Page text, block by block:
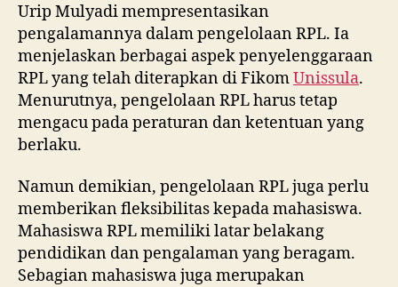
Urip Mulyadi mempresentasikan
pengalamannya dalam pengelolaan RPL. Ia
menjelaskan berbagai aspek penyelenggaraan
RPL yang telah diterapkan di FikomUnissula.
Menurutnya, pengelolaan RPL harus tetap
mengacu pada peraturan dan ketentuan yang
berlaku.
Namun demikian, pengelolaan RPL juga perlu
memberikan fleksibilitas kepada mahasiswa.
Mahasiswa RPL memiliki latar belakang
pendidikan dan pengalaman yang beragam.
Sebagian mahasiswa juga merupakan